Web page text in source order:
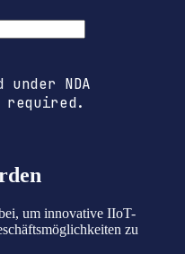
NDA
required.
um innovative IIoT-
zu